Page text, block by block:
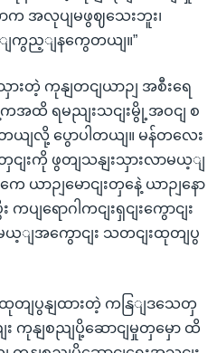
က အလုပျမဖွဈသေးဘူး၊
ျကွည့ျနကွေတယျ။”
းတဲ့ ကုနျတငျယာဉျ အစီးရေ
အထိ ရမညျးသငျးမွို့အဝငျ စ
ယျလို့ ပွောပါတယျ။ မန်တလေး
ျးကို ဖွတျသနျးသှားလာမယ့ျ
ယာဉျမောငျးတှနေဲ့ ယာဉျနော
ျရောဂါကငျးရှငျးကွောငျး
ယ့ျအကွောငျး သတငျးထုတျပွ
တျပွနျထားတဲ့ ကနြျဒသေတှ
ကုနျစညျပို့ဆောငျမှုတှမှော ထိ